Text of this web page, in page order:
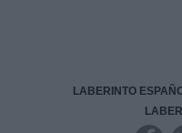
LABERINTO